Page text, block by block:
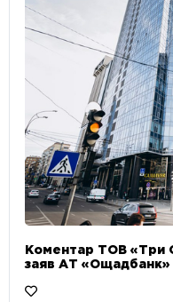
Коментар ТОВ «Три
заяв АТ «Ощадбанк»